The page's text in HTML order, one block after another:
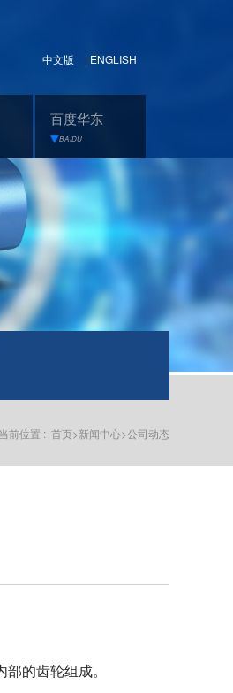
中文版 | ENGLISH
百度华东
BAIDU
当前位置 : 首页>新闻中心>公司动态
的齿轮组成。